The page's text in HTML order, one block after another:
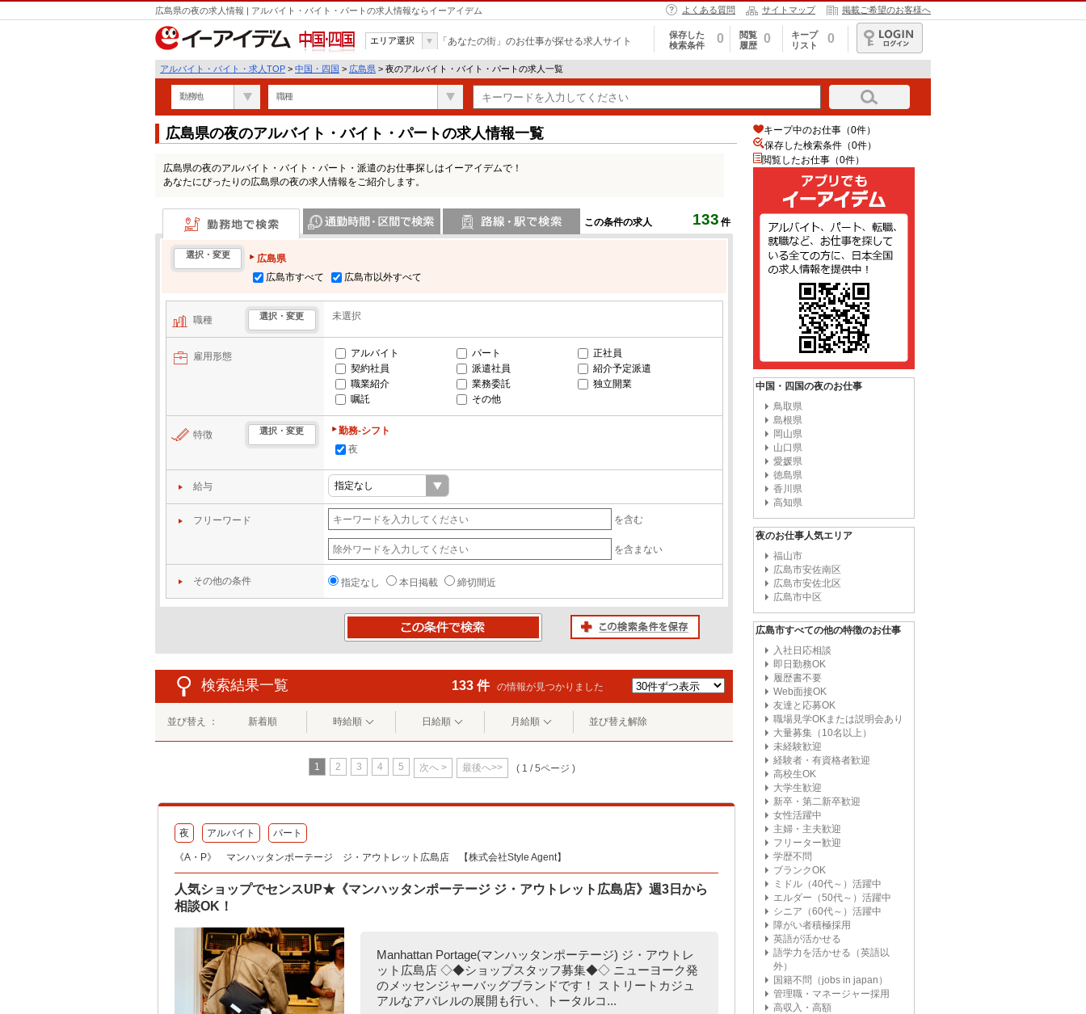
広島県の夜の求人情報 | アルバイト・バイト・パートの求人情報ならイーアイデム よくある質問 サイトマップ 掲載ご希望のお客様へ
中国・四国
エリア選択 「あなたの街」のお仕事が探せる求人サイト
保存した
検索条件
0
閲覧
履歴
0
キープ
リスト
0
ログイン
アルバイト・バイト・求人TOP > 中国・四国 > 広島県 > 夜のアルバイト・バイト・パートの求人一覧
勤務地 職種
広島県の夜のアルバイト・バイト・パートの求人情報一覧
広島県の夜のアルバイト・バイト・パート・派遣のお仕事探しはイーアイデムで！
あなたにぴったりの広島県の夜の求人情報をご紹介します。
この条件の求人 133 件
勤務地で検索
選択・変更
広島県
広島市すべて
広島市以外すべて
職種 選択・変更 未選択
雇用形態 アルバイト パート
正社員
契約社員
派遣社員
紹介予定派遣
職業紹介
業務委託
独立開業
嘱託
その他
特徴 選択・変更
勤務-シフト
夜
給与
フリーワード を含む
を含まない
その他の条件 指定なし 本日掲載 締切間近
検索結果一覧 133 件 の情報が見つかりました
並び替え ： 新着順 時給順 日給順 月給順 並び替え解除
1 2 3 4 5 次へ > 最後へ>> ( 1 / 5ページ )
夜 アルバイト パート
《A・P》 マンハッタンポーテージ ジ・アウトレット広島店 【株式会社Style Agent】
人気ショップでセンスUP★《マンハッタンポーテージ ジ・アウトレット広島店》週3日から
相談OK！
Manhattan Portage(マンハッタンポーテージ) ジ・アウトレ
ット広島店 ◇◆ショップスタッフ募集◆◇ ニューヨーク発
のメッセンジャーバッグブランドです！ ストリートカジュ
アルなアパレルの展開も行い、トータルコ...
キープ中のお仕事（0件）
保存した検索条件（0件）
閲覧したお仕事（0件）
中国・四国の夜のお仕事
鳥取県
島根県
岡山県
山口県
愛媛県
徳島県
香川県
高知県
夜のお仕事人気エリア
福山市
広島市安佐南区
広島市安佐北区
広島市中区
広島市すべての他の特徴のお仕事
入社日応相談
即日勤務OK
履歴書不要
Web面接OK
友達と応募OK
職場見学OKまたは説明会あり
大量募集（10名以上）
未経験歓迎
経験者・有資格者歓迎
高校生OK
大学生歓迎
新卒・第二新卒歓迎
女性活躍中
主婦・主夫歓迎
フリーター歓迎
学歴不問
ブランクOK
ミドル（40代～）活躍中
エルダー（50代～）活躍中
シニア（60代～）活躍中
障がい者積極採用
英語が活かせる
語学力を活かせる（英語以
外）
国籍不問（jobs in japan）
管理職・マネージャー採用
高収入・高額